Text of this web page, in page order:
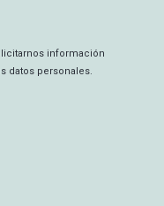
información
datos personales.